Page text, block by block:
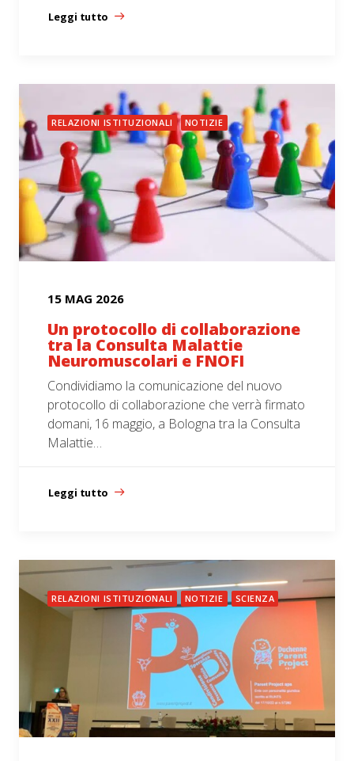
Leggi tutto
RELAZIONI ISTITUZIONALI NOTIZIE
15 MAG 2026
Un protocollo di collaborazione
tra la Consulta Malattie
Neuromuscolari e FNOFI
Condividiamo la comunicazione del nuovo
protocollo di collaborazione che verrà firmato
domani, 16 maggio, a Bologna tra la Consulta
Malattie…
Leggi tutto
RELAZIONI ISTITUZIONALI NOTIZIE SCIENZA